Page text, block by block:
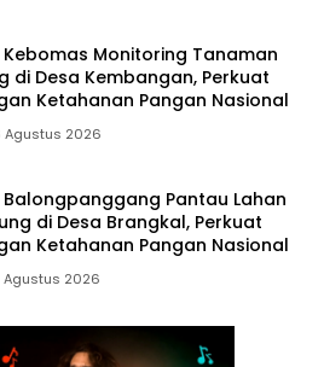
Kebomas Monitoring Tanaman
di Desa Kembangan, Perkuat
Ketahanan Pangan Nasional
Agustus 2026
Balongpanggang Pantau Lahan
di Desa Brangkal, Perkuat
Ketahanan Pangan Nasional
Agustus 2026